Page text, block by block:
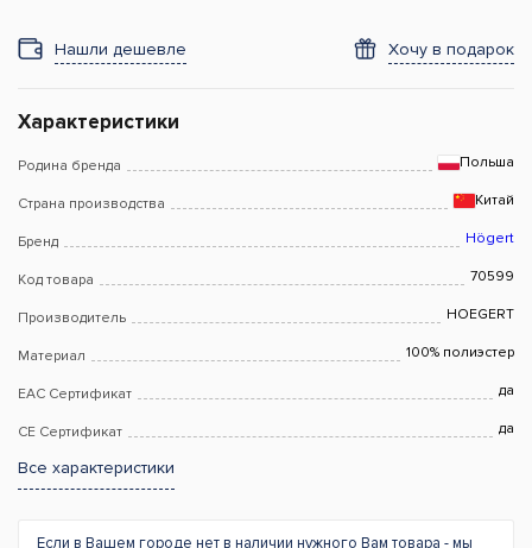
Нашли дешевле Хочу в подарок
Характеристики
Родина бренда Польша
Страна производства Китай
Бренд Högert
Код товара 70599
Производитель HOEGERT
Материал 100% полиэстер
EAC Сертификат да
CE Сертификат да
Все характеристики
Если в Вашем городе нет в наличии нужного Вам товара - мы